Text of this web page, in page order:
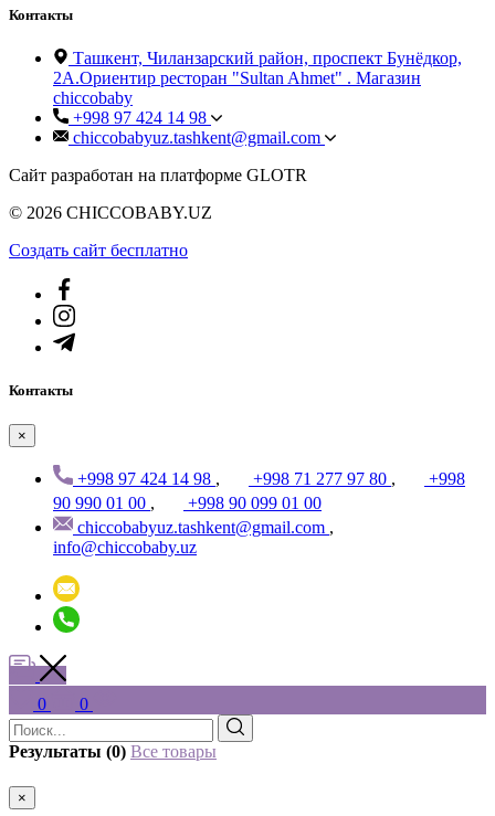
Контакты
Ташкент, Чиланзарский район, проспект Бунёдкор,
2А.Ориентир ресторан "Sultan Ahmet" . Магазин
chiccobaby
+998 97 424 14 98
chiccobabyuz.tashkent@gmail.com
Сайт разработан на платформе GLOTR
© 2026 CHICCOBABY.UZ
Создать cайт бесплатно
Контакты
×
+998 97 424 14 98 , +998 71 277 97 80 ,
+998
90 990 01 00 ,
+998 90 099 01 00
chiccobabyuz.tashkent@gmail.com ,
info@chiccobaby.uz
0 0
Результаты (0) Все товары
×